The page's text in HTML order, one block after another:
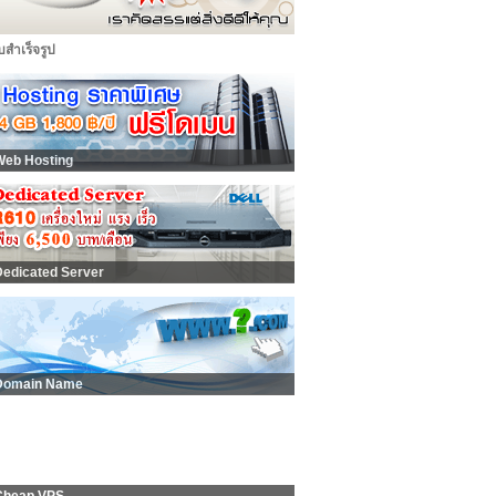
สำเร็จรูป
Hosting
Server
Name